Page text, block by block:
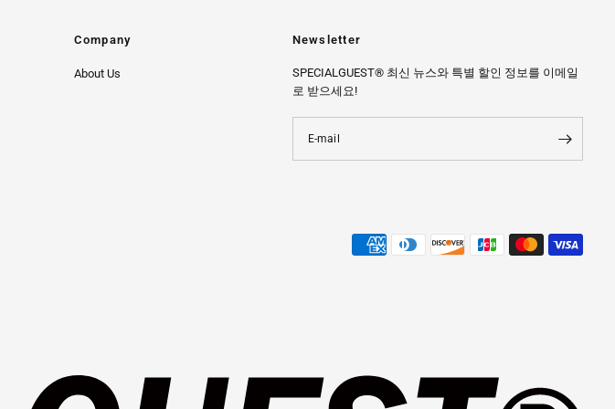
Company
About Us
Newsletter
SPECIALGUEST® 최신 뉴스와 특별 할인 정보를 이메일
로 받으세요!
E-mail